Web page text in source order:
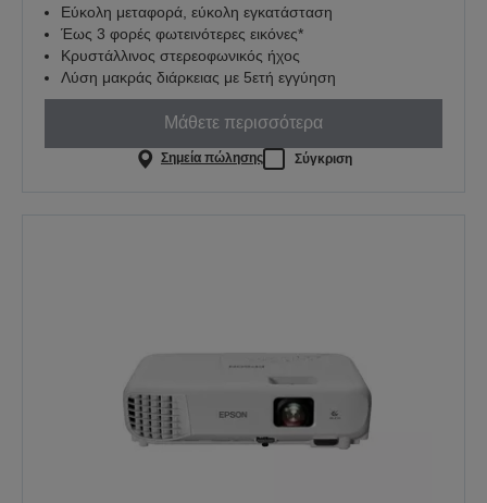
Εύκολη μεταφορά, εύκολη εγκατάσταση
Έως 3 φορές φωτεινότερες εικόνες*
Κρυστάλλινος στερεοφωνικός ήχος
Λύση μακράς διάρκειας με 5ετή εγγύηση
Μάθετε περισσότερα
Σημεία πώλησης Σύγκριση